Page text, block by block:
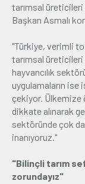
tarımsal üreticileri
Başkan Asmalı
"Türkiye, verimli
tarımsal üreticileri
hayvancılık
uygulamaların ise
çekiyor.
dikkate alınarak
sektöründe çok
inanıyoruz."
"Bilinçli tarım
zorundayız"